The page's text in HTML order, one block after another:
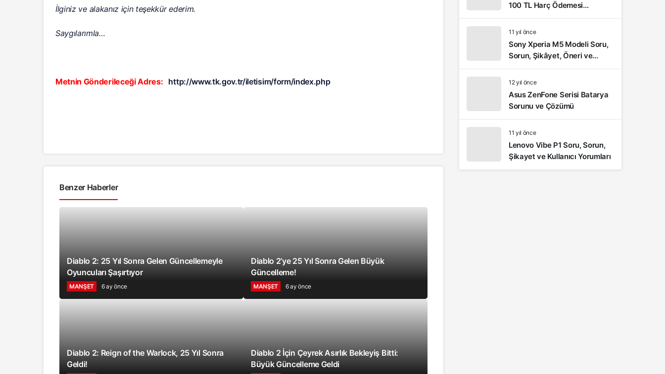
İlginiz ve alakanız için teşekkür ederim.
Saygılarımla…
Metnin Gönderileceği Adres: http://www.tk.gov.tr/iletisim/form/index.php
Benzer Haberler
Diablo 2: 25 Yıl Sonra Gelen Güncellemeyle
Oyuncuları Şaşırtıyor
MANŞET 6 ay önce
Diablo 2’ye 25 Yıl Sonra Gelen Büyük
Güncelleme!
MANŞET 6 ay önce
Diablo 2: Reign of the Warlock, 25 Yıl Sonra
Geldi!
Diablo 2 İçin Çeyrek Asırlık Bekleyiş Bitti:
Büyük Güncelleme Geldi
100 TL Harç Ödemesi
Yapılacak
11 yıl önce
Sony Xperia M5 Modeli Soru,
Sorun, Şikâyet, Öneri ve
Kullanıcı Yorumları
12 yıl önce
Asus ZenFone Serisi Batarya
Sorunu ve Çözümü
11 yıl önce
Lenovo Vibe P1 Soru, Sorun,
Şikayet ve Kullanıcı Yorumları